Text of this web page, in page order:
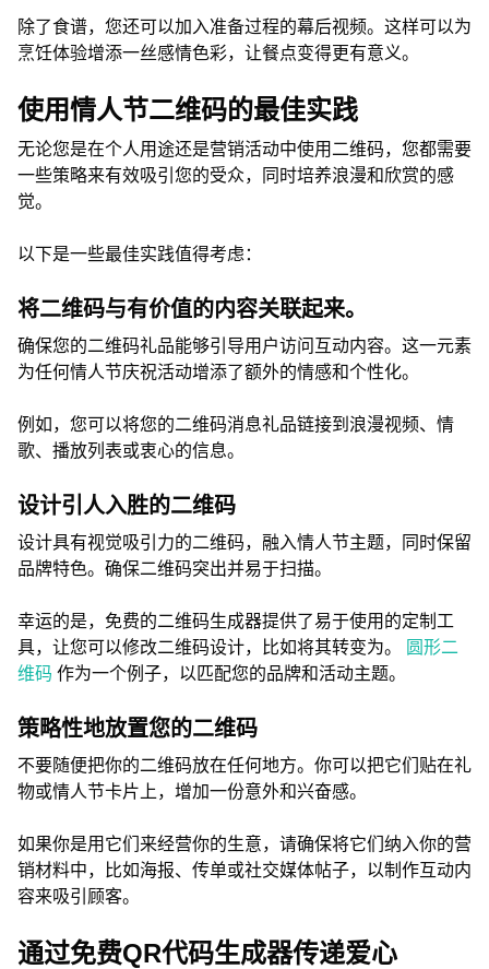
除了食谱，您还可以加入准备过程的幕后视频。这样可以为
烹饪体验增添一丝感情色彩，让餐点变得更有意义。
使用情人节二维码的最佳实践
无论您是在个人用途还是营销活动中使用二维码，您都需要
一些策略来有效吸引您的受众，同时培养浪漫和欣赏的感
觉。
以下是一些最佳实践值得考虑：
将二维码与有价值的内容关联起来。
确保您的二维码礼品能够引导用户访问互动内容。这一元素
为任何情人节庆祝活动增添了额外的情感和个性化。
例如，您可以将您的二维码消息礼品链接到浪漫视频、情
歌、播放列表或衷心的信息。
设计引人入胜的二维码
设计具有视觉吸引力的二维码，融入情人节主题，同时保留
品牌特色。确保二维码突出并易于扫描。
幸运的是，免费的二维码生成器提供了易于使用的定制工
具，让您可以修改二维码设计，比如将其转变为。
圆形二
维码 作为一个例子，以匹配您的品牌和活动主题。
策略性地放置您的二维码
不要随便把你的二维码放在任何地方。你可以把它们贴在礼
物或情人节卡片上，增加一份意外和兴奋感。
如果你是用它们来经营你的生意，请确保将它们纳入你的营
销材料中，比如海报、传单或社交媒体帖子，以制作互动内
容来吸引顾客。
通过免费QR代码生成器传递爱心